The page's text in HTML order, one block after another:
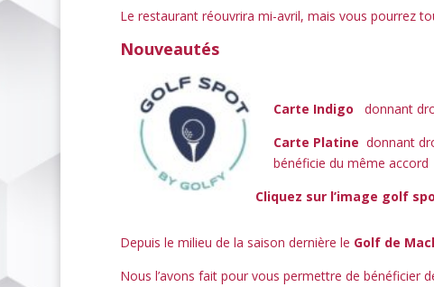
Le restaurant réouvrira mi-avril, mais vous pourrez
Nouveautés
Carte Indigo
donnant
Carte Platine donnant
bénéficie du même accord
Cliquez sur l’image golf
Depuis le milieu de la saison dernière le Golf de
Nous l’avons fait pour vous permettre de bénéficier